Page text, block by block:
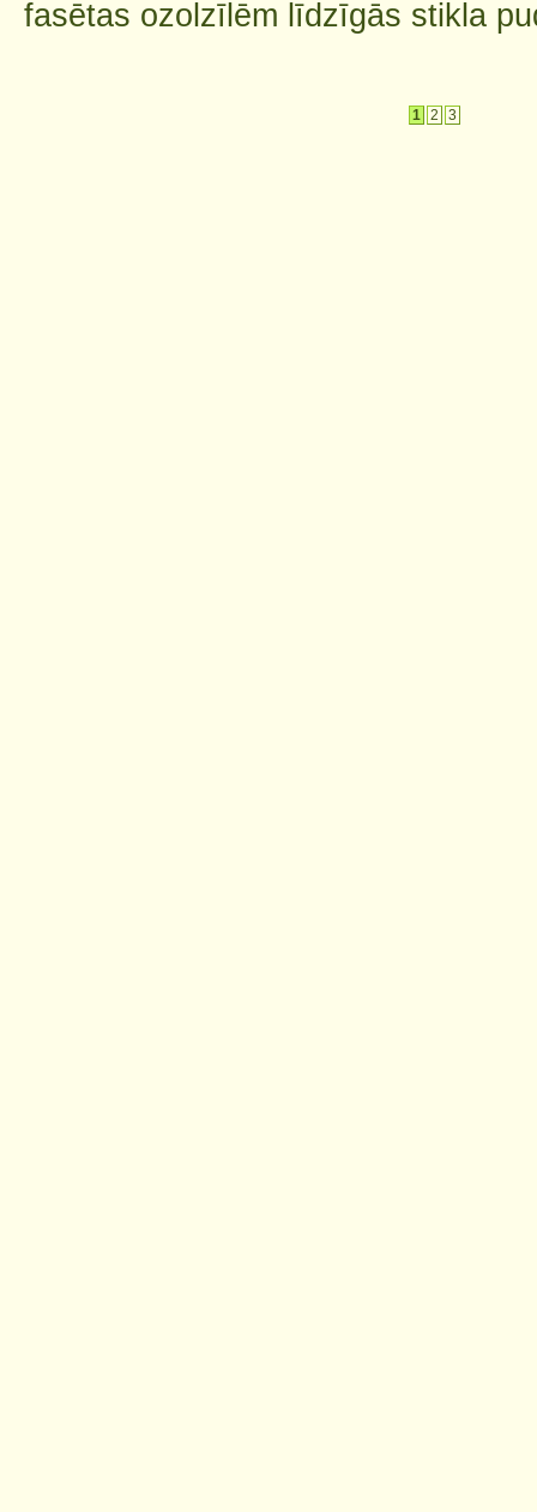
fasētas ozolzīlēm līdzīgās stikla
1 2 3